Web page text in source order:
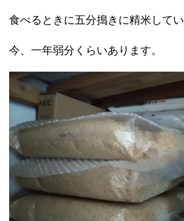
食べるときに五分搗きに精米して
今、一年弱分くらいあります。